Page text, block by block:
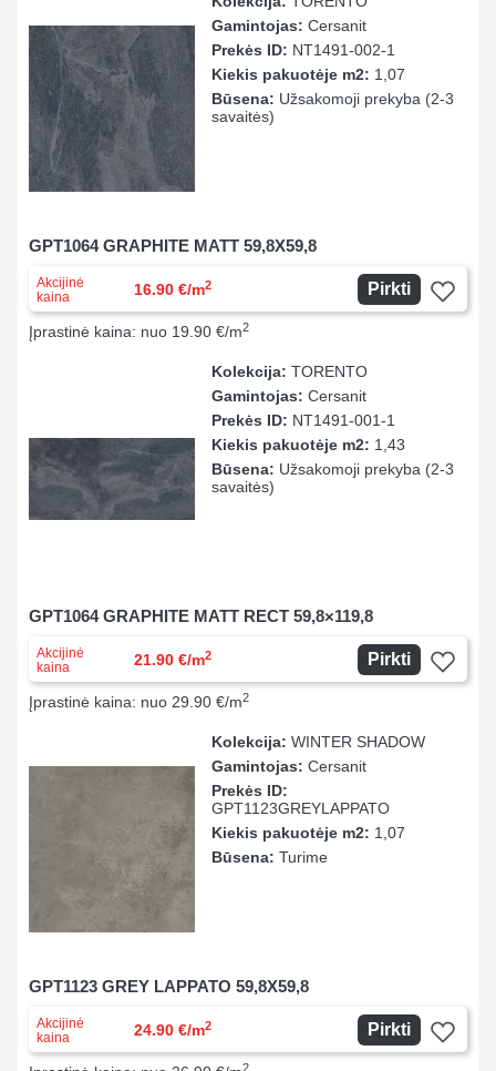
Gamintojas: Cersanit
Prekės ID: NT1491-002-1
Kiekis pakuotėje m2: 1,07
Būsena: Užsakomoji prekyba (2-3
savaitės)
GPT1064 GRAPHITE MATT 59,8X59,8
Akcijinė
kaina
16.90 €/m2 Pirkti
Įprastinė kaina: nuo 19.90 €/m2
Kolekcija: TORENTO
Gamintojas: Cersanit
Prekės ID: NT1491-001-1
Kiekis pakuotėje m2: 1,43
Būsena: Užsakomoji prekyba (2-3
savaitės)
GPT1064 GRAPHITE MATT RECT 59,8×119,8
Akcijinė
kaina
21.90 €/m2 Pirkti
Įprastinė kaina: nuo 29.90 €/m2
Kolekcija: WINTER SHADOW
Gamintojas: Cersanit
Prekės ID:
GPT1123GREYLAPPATO
Kiekis pakuotėje m2: 1,07
Būsena: Turime
GPT1123 GREY LAPPATO 59,8X59,8
Akcijinė
kaina
24.90 €/m2 Pirkti
2